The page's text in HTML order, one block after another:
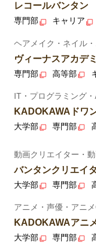
レコールバンタン
専門部 キャリア
ヘアメイク・ネイル
ヴィーナスアカデ
専門部 高等部
IT・プログラミング
KADOKAWAドワ
大学部 専門部
動画クリエイター・
バンタンクリエイ
大学部 専門部
アニメ・声優・アニ
KADOKAWAアニ
大学部 専門部